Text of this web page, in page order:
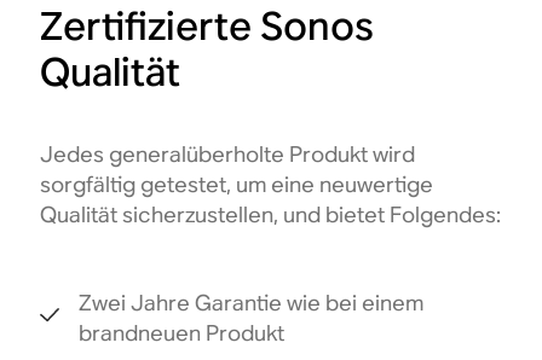
Zertifizierte Sonos
Qualität
Jedes generalüberholte Produkt wird
sorgfältig getestet, um eine neuwertige
Qualität sicherzustellen, und bietet Folgendes:
Zwei Jahre Garantie wie bei einem
brandneuen Produkt